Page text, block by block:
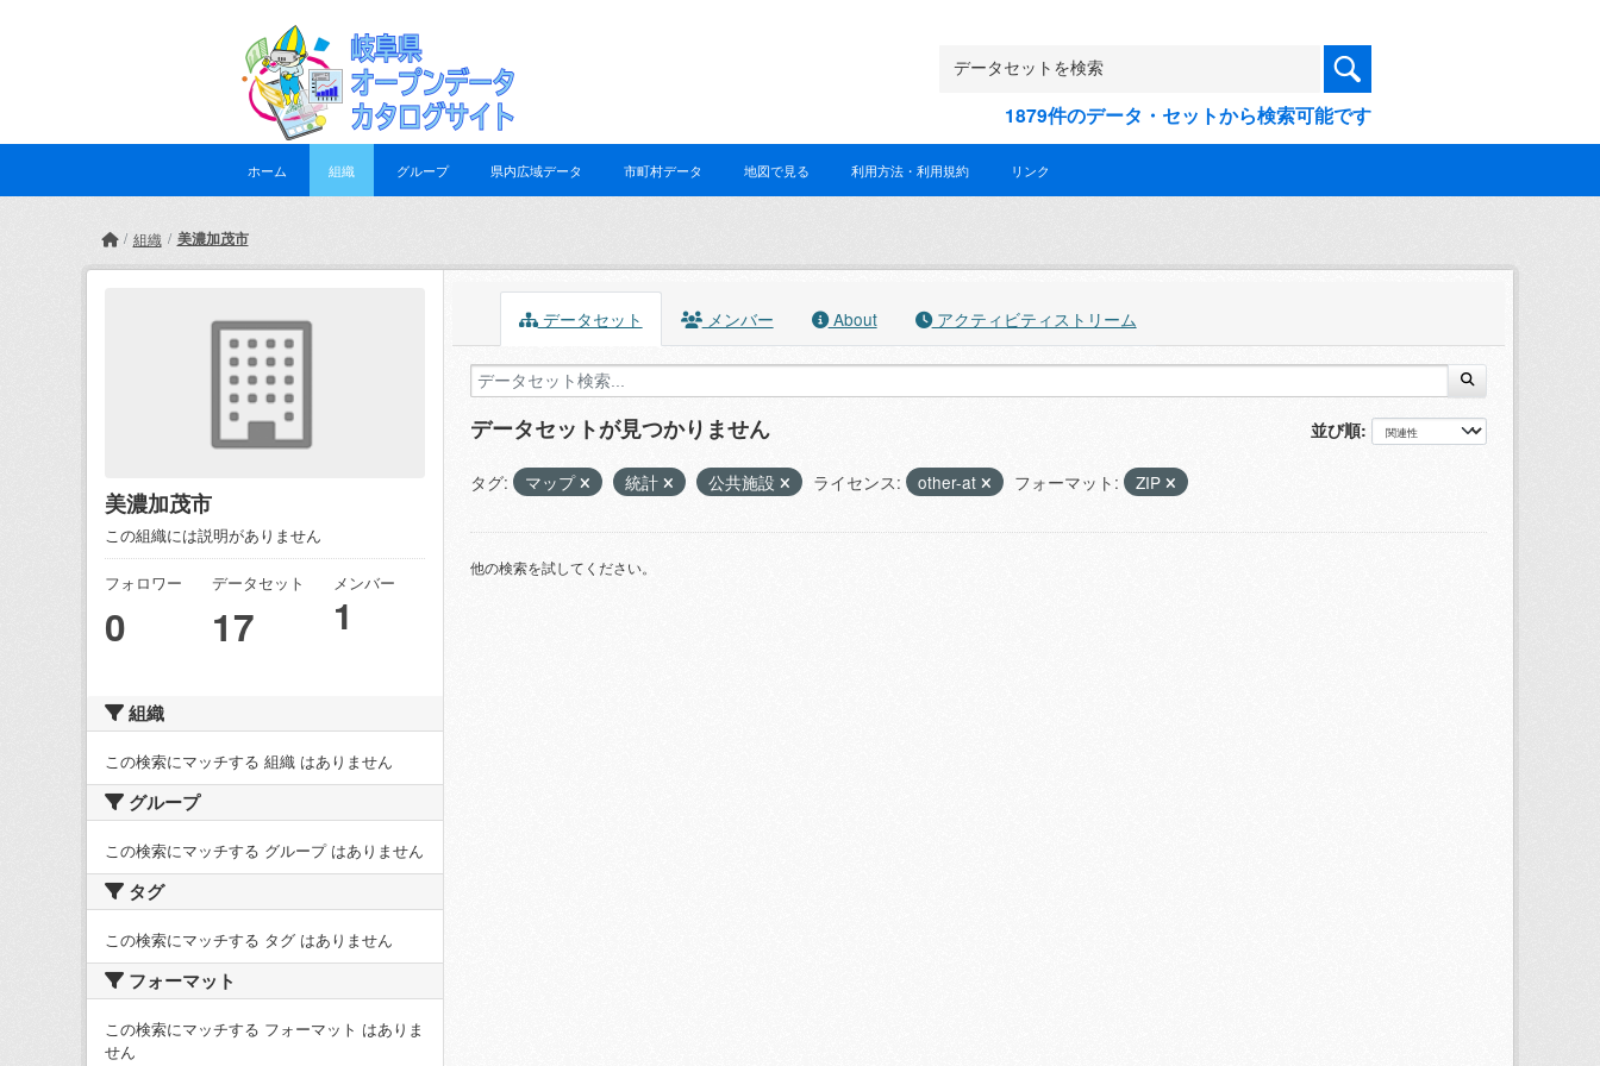
1879件のデータ・セットから検索可能です
ホーム 組織 グループ 県内広域データ 市町村データ 地図で見る 利用方法・利用規約 リンク
組織 美濃加茂市
美濃加茂市
この組織には説明がありません
フォロワー
0
データセット
17
メンバー
1
組織
この検索にマッチする 組織 はありません
グループ
この検索にマッチする グループ はありません
タグ
この検索にマッチする タグ はありません
フォーマット
この検索にマッチする フォーマット はありま
せん
データセット メンバー About アクティビティストリーム
並び順
データセットが見つかりません
タグ: マップ 統計 公共施設 ライセンス: other-at フォーマット: ZIP
他の検索を試してください。